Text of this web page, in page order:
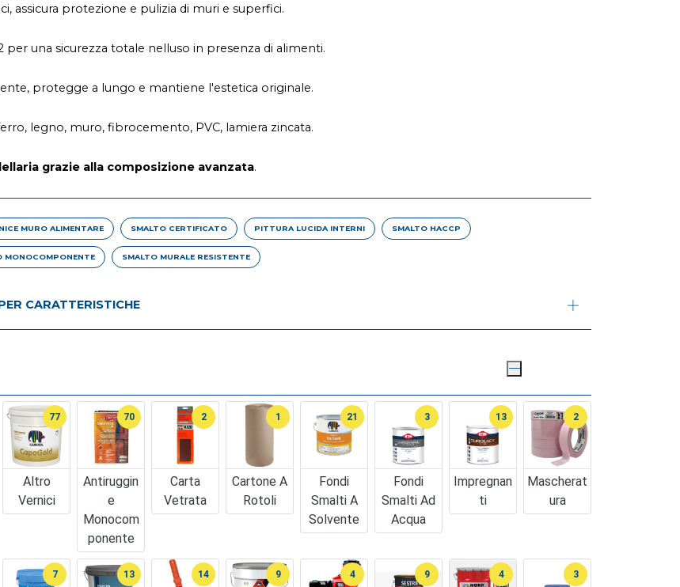
assicura protezione e pulizia di muri e superfici.
per una sicurezza totale nelluso in presenza di alimenti.
protegge a lungo e mantiene l'estetica originale.
legno, muro, fibrocemento, PVC, lamiera zincata.
grazie alla composizione avanzata.
MURO ALIMENTARE SMALTO CERTIFICATO PITTURA LUCIDA INTERNI SMALTO HACCP
MONOCOMPONENTE SMALTO MURALE RESISTENTE
CARATTERISTICHE
Altro
Vernici
77
Antiruggin
E
Monocom
Ponente
70
Carta
Vetrata
2
Cartone A
Rotoli
1
Fondi
Smalti A
Solvente
21
Fondi
Smalti Ad
Acqua
3
Impregnan
Ti
13
Mascherat
Ura
2
7 13 14 9 4 9 4 3